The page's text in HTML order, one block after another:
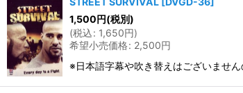
1,500円(税別)
(税込: 1,650円)
希望小売価格: 2,500円
※日本語字幕や吹き替えはございません